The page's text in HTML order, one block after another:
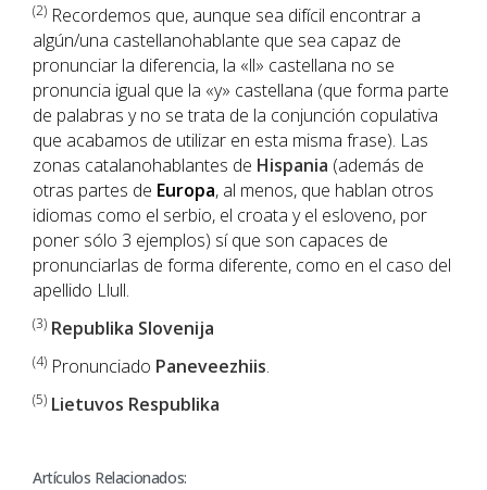
(2) Recordemos que, aunque sea difícil encontrar a
algún/una castellanohablante que sea capaz de
pronunciar la diferencia, la «ll» castellana no se
pronuncia igual que la «y» castellana (que forma parte
de palabras y no se trata de la conjunción copulativa
que acabamos de utilizar en esta misma frase). Las
zonas catalanohablantes de Hispania (además de
otras partes de Europa, al menos, que hablan otros
idiomas como el serbio, el croata y el esloveno, por
poner sólo 3 ejemplos) sí que son capaces de
pronunciarlas de forma diferente, como en el caso del
apellido Llull.
(3) Republika Slovenija
(4) Pronunciado Paneveezhiis.
(5) Lietuvos Respublika
Artículos Relacionados: